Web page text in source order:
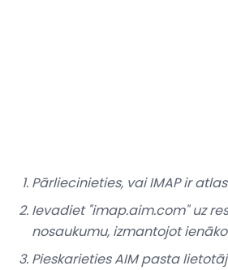
Pārliecinieties, vaiIMAPir
Ievadiet "imap.aim.com" uz
nosaukumu, izmantojot
Pieskarieties AIM pasta